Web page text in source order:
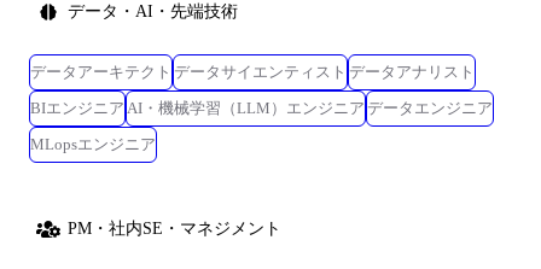
データ・AI・先端技術
データアーキテクト データサイエンティスト データアナリスト
BIエンジニア AI・機械学習（LLM）エンジニア データエンジニア
MLopsエンジニア
PM・社内SE・マネジメント